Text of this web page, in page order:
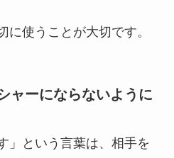
に使うことが大切です。
ャーにならないように
」という言葉は、相手を